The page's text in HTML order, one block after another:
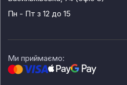
Пн - Пт з 12 до 15
Ми приймаємо: